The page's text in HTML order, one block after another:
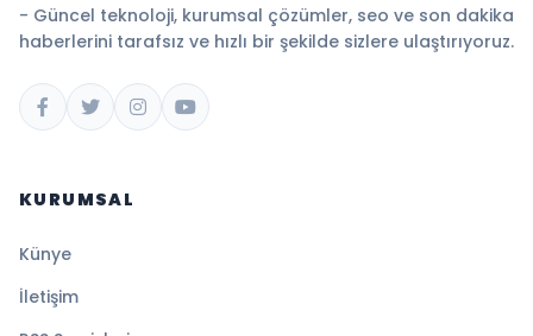
- Güncel teknoloji, kurumsal çözümler, seo ve son dakika
haberlerini tarafsız ve hızlı bir şekilde sizlere ulaştırıyoruz.
KURUMSAL
Künye
İletişim